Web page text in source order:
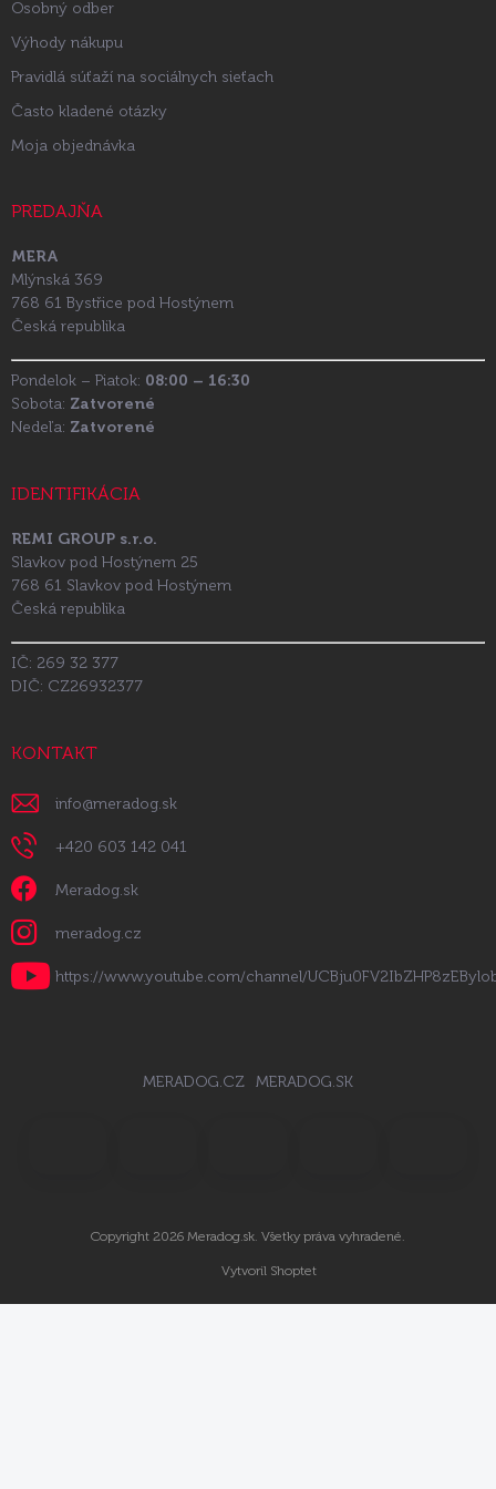
Osobný odber
Výhody nákupu
Pravidlá súťaží na sociálnych sieťach
Často kladené otázky
Moja objednávka
PREDAJŇA
MERA
Mlýnská 369
768 61 Bystřice pod Hostýnem
Česká republika
Pondelok – Piatok: 08:00 – 16:30
Sobota: Zatvorené
Nedeľa: Zatvorené
IDENTIFIKÁCIA
REMI GROUP s.r.o.
Slavkov pod Hostýnem 25
768 61 Slavkov pod Hostýnem
Česká republika
IČ: 269 32 377
DIČ: CZ26932377
KONTAKT
info@meradog.sk
+420 603 142 041
Meradog.sk
meradog.cz
https://www.youtube.com/channel/
MERADOG.CZ MERADOG.SK
Vytvoril Shoptet
Copyright 2026 Meradog.sk . Všetky práva vyhradené.